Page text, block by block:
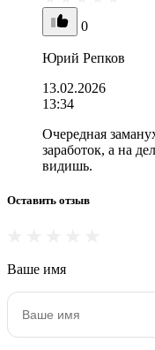
0
Юрий Репков
13.02.2026
13:34
Очередная
заработок, а на
видишь.
Оставить отзыв
Ваше имя